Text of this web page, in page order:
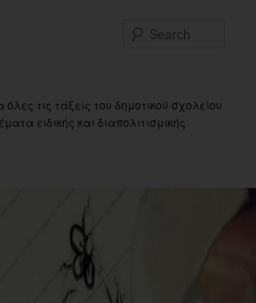
όλες τις τάξεις του δημοτικού σχολείου
ειδικής και διαπολιτισμικής